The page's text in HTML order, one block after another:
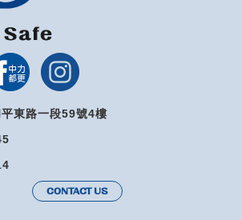
東路一段59號4樓
CONTACT US